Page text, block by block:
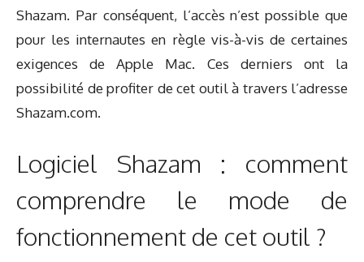
Shazam. Par conséquent, l’accès n’est possible que
pour les internautes en règle vis-à-vis de certaines
exigences de Apple Mac. Ces derniers ont la
possibilité de profiter de cet outil à travers l’adresse
Shazam.com.
Logiciel Shazam : comment
comprendre le mode de
fonctionnement de cet outil ?